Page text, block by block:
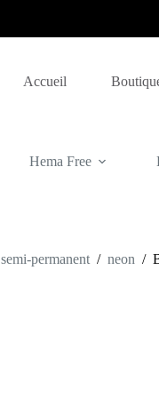
Accueil
Hema Free
semi-permanent / neon /